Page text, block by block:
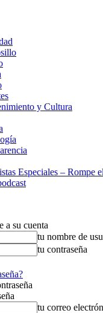
y Cultura
Especiales – Rompe
a su cuenta
tu nombre de
tu contraseña
tu correo